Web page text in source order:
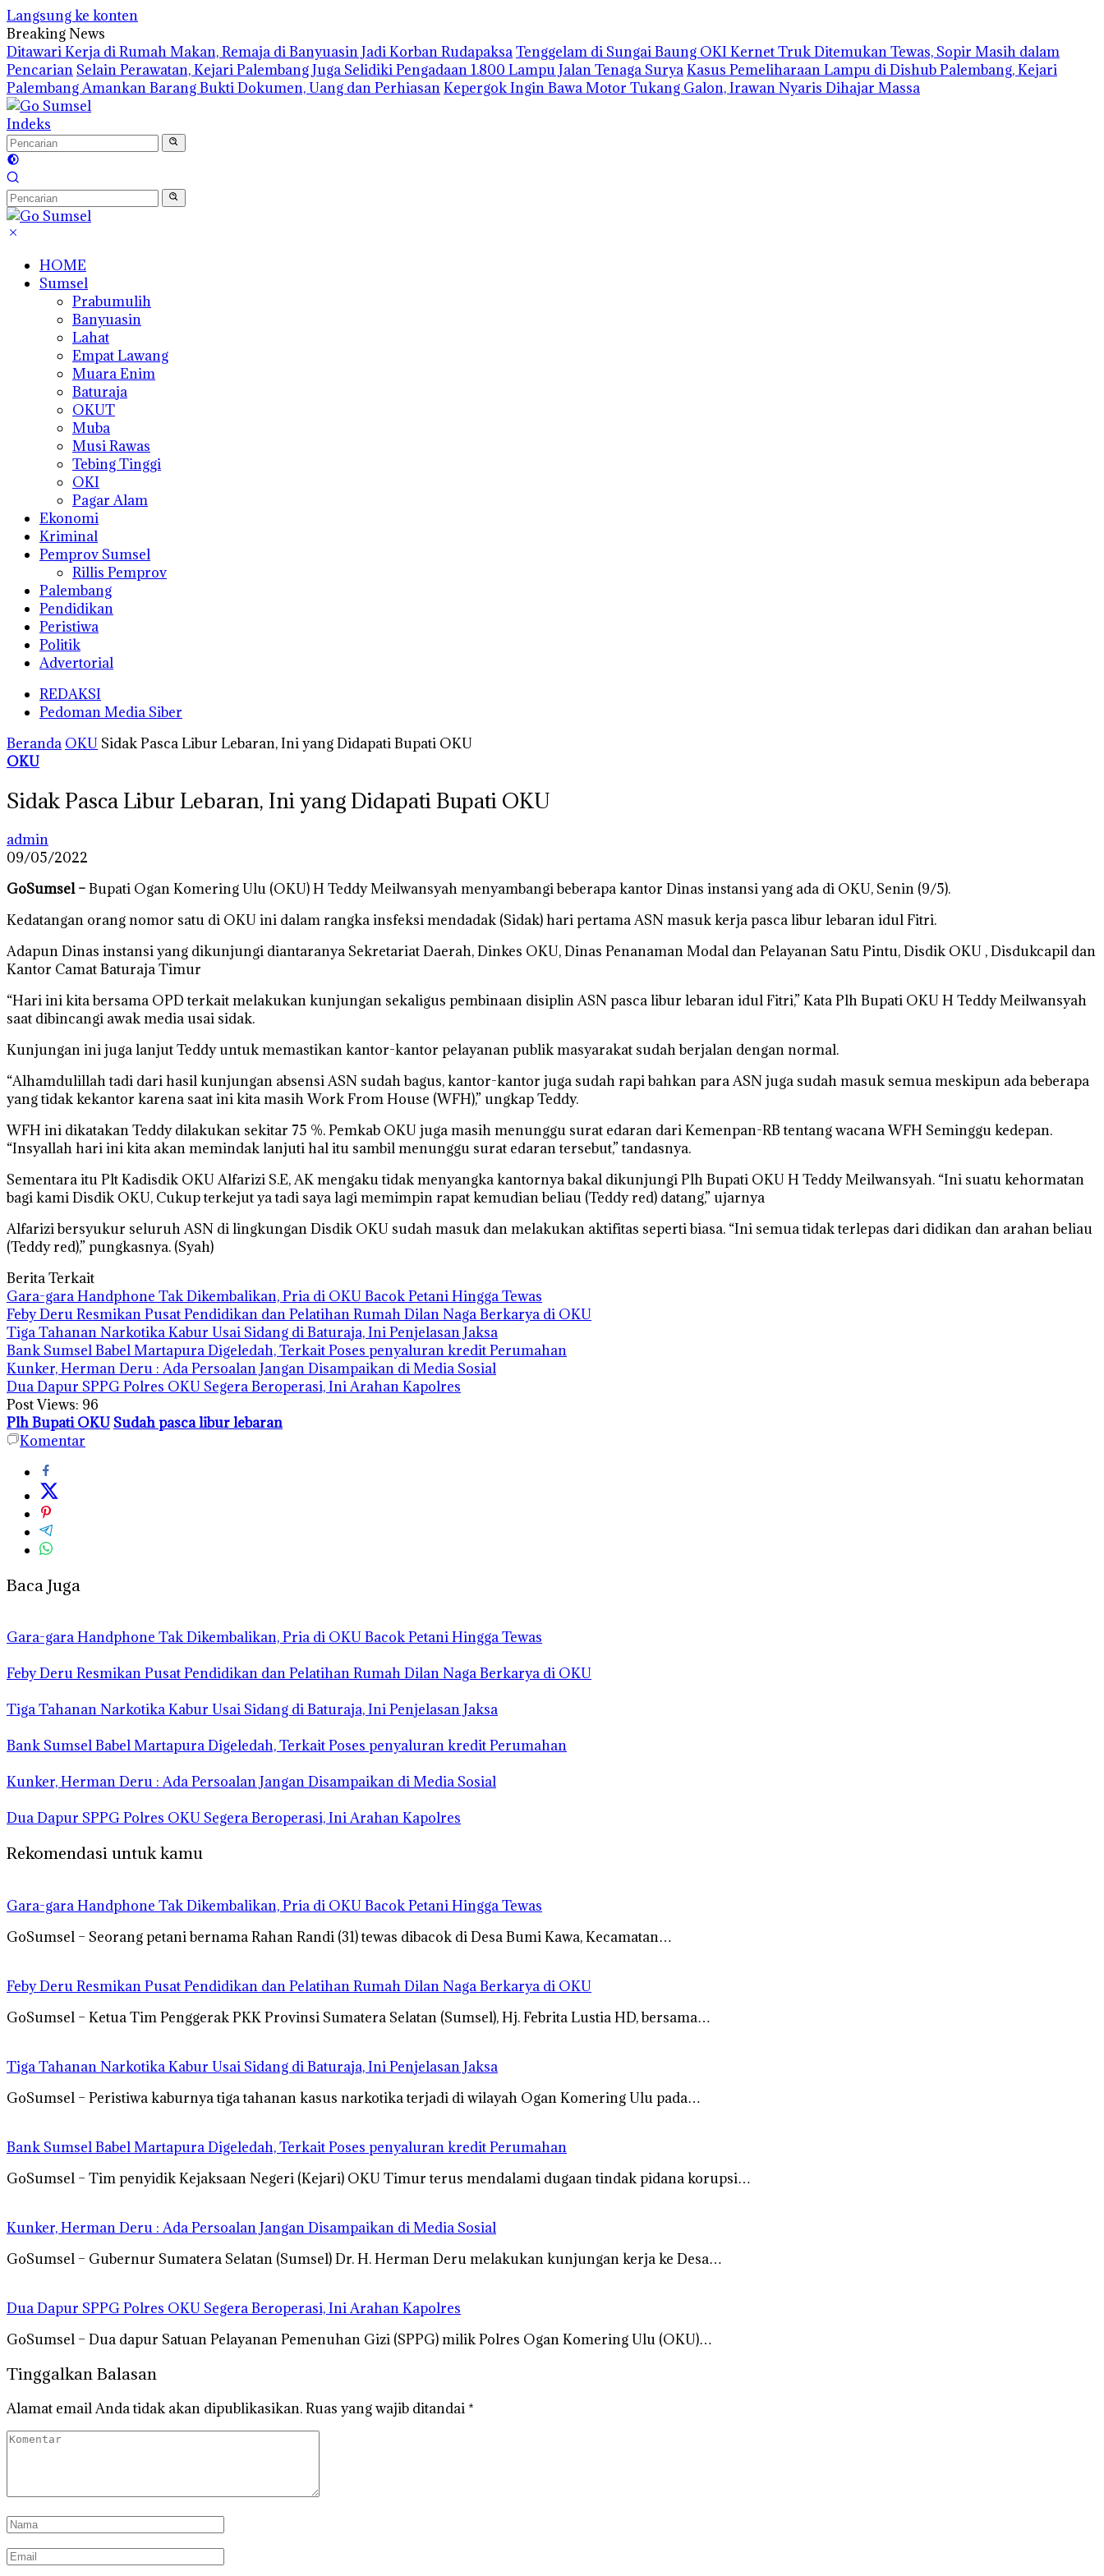
Langsung ke konten
Breaking News
Ditawari Kerja di Rumah Makan, Remaja di Banyuasin Jadi Korban RudapaksaTenggelam di Sungai Baung OKI Kernet Truk Ditemukan Tewas, Sopir Masih dalam
Pencarian Selain Perawatan, Kejari Palembang Juga Selidiki Pengadaan 1.800 Lampu Jalan Tenaga SuryaKasus Pemeliharaan Lampu di Dishub Palembang, Kejari
Palembang Amankan Barang Bukti Dokumen, Uang dan PerhiasanKepergok Ingin Bawa Motor Tukang Galon, Irawan Nyaris Dihajar Massa
Indeks
HOME
Sumsel
Prabumulih
Banyuasin
Lahat
Empat Lawang
Muara Enim
Baturaja
OKUT
Muba
Musi Rawas
Tebing Tinggi
OKI
Pagar Alam
Ekonomi
Kriminal
Pemprov Sumsel
Rillis Pemprov
Palembang
Pendidikan
Peristiwa
Politik
Advertorial
REDAKSI
Pedoman Media Siber
Beranda OKU Sidak Pasca Libur Lebaran, Ini yang Didapati Bupati OKU
OKU
Sidak Pasca Libur Lebaran, Ini yang Didapati Bupati OKU
admin
09/05/2022
GoSumsel –Bupati Ogan Komering Ulu (OKU) H Teddy Meilwansyah menyambangi beberapa kantor Dinas instansi yang ada di OKU, Senin (9/5).
Kedatangan orang nomor satu di OKU ini dalam rangka insfeksi mendadak (Sidak) hari pertama ASN masuk kerja pasca libur lebaran idul Fitri.
Adapun Dinas instansi yang dikunjungi diantaranya Sekretariat Daerah, Dinkes OKU, Dinas Penanaman Modal dan Pelayanan Satu Pintu, Disdik OKU , Disdukcapil dan
Kantor Camat Baturaja Timur
“Hari ini kita bersama OPD terkait melakukan kunjungan sekaligus pembinaan disiplin ASN pasca libur lebaran idul Fitri,” Kata Plh Bupati OKU H Teddy Meilwansyah
saat dibincangi awak media usai sidak.
Kunjungan ini juga lanjut Teddy untuk memastikan kantor-kantor pelayanan publik masyarakat sudah berjalan dengan normal.
“Alhamdulillah tadi dari hasil kunjungan absensi ASN sudah bagus, kantor-kantor juga sudah rapi bahkan para ASN juga sudah masuk semua meskipun ada beberapa
yang tidak kekantor karena saat ini kita masih Work From House (WFH),” ungkap Teddy.
WFH ini dikatakan Teddy dilakukan sekitar 75 %. Pemkab OKU juga masih menunggu surat edaran dari Kemenpan-RB tentang wacana WFH Seminggu kedepan.
“Insyallah hari ini kita akan memindak lanjuti hal itu sambil menunggu surat edaran tersebut,” tandasnya.
Sementara itu Plt Kadisdik OKU Alfarizi S.E, AK mengaku tidak menyangka kantornya bakal dikunjungi Plh Bupati OKU H Teddy Meilwansyah. “Ini suatu kehormatan
bagi kami Disdik OKU, Cukup terkejut ya tadi saya lagi memimpin rapat kemudian beliau (Teddy red) datang,” ujarnya
Alfarizi bersyukur seluruh ASN di lingkungan Disdik OKU sudah masuk dan melakukan aktifitas seperti biasa. “Ini semua tidak terlepas dari didikan dan arahan beliau
(Teddy red),” pungkasnya. (Syah)
Berita Terkait
Gara-gara Handphone Tak Dikembalikan, Pria di OKU Bacok Petani Hingga Tewas
Feby Deru Resmikan Pusat Pendidikan dan Pelatihan Rumah Dilan Naga Berkarya di OKU
Tiga Tahanan Narkotika Kabur Usai Sidang di Baturaja, Ini Penjelasan Jaksa
Bank Sumsel Babel Martapura Digeledah, Terkait Poses penyaluran kredit Perumahan
Kunker, Herman Deru : Ada Persoalan Jangan Disampaikan di Media Sosial
Dua Dapur SPPG Polres OKU Segera Beroperasi, Ini Arahan Kapolres
Post Views: 96
Plh Bupati OKU Sudah pasca libur lebaran
Komentar
Baca Juga
Gara-gara Handphone Tak Dikembalikan, Pria di OKU Bacok Petani Hingga Tewas
Feby Deru Resmikan Pusat Pendidikan dan Pelatihan Rumah Dilan Naga Berkarya di OKU
Tiga Tahanan Narkotika Kabur Usai Sidang di Baturaja, Ini Penjelasan Jaksa
Bank Sumsel Babel Martapura Digeledah, Terkait Poses penyaluran kredit Perumahan
Kunker, Herman Deru : Ada Persoalan Jangan Disampaikan di Media Sosial
Dua Dapur SPPG Polres OKU Segera Beroperasi, Ini Arahan Kapolres
Rekomendasi untuk kamu
Gara-gara Handphone Tak Dikembalikan, Pria di OKU Bacok Petani Hingga Tewas
GoSumsel – Seorang petani bernama Rahan Randi (31) tewas dibacok di Desa Bumi Kawa, Kecamatan…
Feby Deru Resmikan Pusat Pendidikan dan Pelatihan Rumah Dilan Naga Berkarya di OKU
GoSumsel – Ketua Tim Penggerak PKK Provinsi Sumatera Selatan (Sumsel), Hj. Febrita Lustia HD, bersama…
Tiga Tahanan Narkotika Kabur Usai Sidang di Baturaja, Ini Penjelasan Jaksa
GoSumsel – Peristiwa kaburnya tiga tahanan kasus narkotika terjadi di wilayah Ogan Komering Ulu pada…
Bank Sumsel Babel Martapura Digeledah, Terkait Poses penyaluran kredit Perumahan
GoSumsel – Tim penyidik Kejaksaan Negeri (Kejari) OKU Timur terus mendalami dugaan tindak pidana korupsi…
Kunker, Herman Deru : Ada Persoalan Jangan Disampaikan di Media Sosial
GoSumsel – Gubernur Sumatera Selatan (Sumsel) Dr. H. Herman Deru melakukan kunjungan kerja ke Desa…
Dua Dapur SPPG Polres OKU Segera Beroperasi, Ini Arahan Kapolres
GoSumsel – Dua dapur Satuan Pelayanan Pemenuhan Gizi (SPPG) milik Polres Ogan Komering Ulu (OKU)…
Tinggalkan Balasan
Alamat email Anda tidak akan dipublikasikan.Ruas yang wajib ditandai *